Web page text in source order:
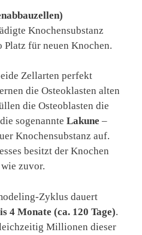
Knochensubstanz
Platz für neuen Knochen.
Zellarten perfekt
die Osteoklasten alten
die Osteoblasten die
sogenannte Lakune –
Knochensubstanz auf.
besitzt der Knochen
zuvor.
Zyklus dauert
4 Monate (ca. 120 Tage).
Millionen dieser